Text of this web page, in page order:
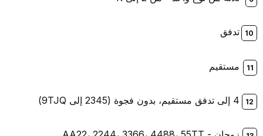
تدفق
مستقيم
4 إلى تدفق مستقيم، بدون فجوة (2345 إلى 9TJQ)